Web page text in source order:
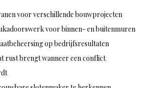
voor verschillende bouwprojecten
voor binnen- en buitenmuren
op bedrijfsresultaten
rust brengt wanneer een conflict